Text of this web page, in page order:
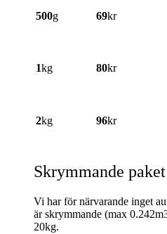
500g 69kr
1kg 80kr
2kg 96kr
Skrymmande
Vi har för närvarande inget
är skrymmande (max
20kg.